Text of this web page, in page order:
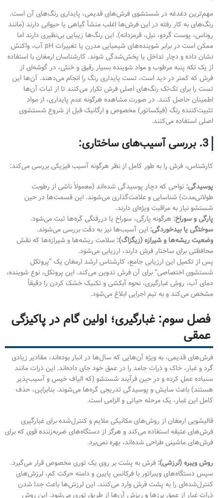
مهم‌ترین دغدغه در شستشوی فرش‌های قدیمی، پایداری رنگ‌های آن است.
رنگ‌های به کار رفته در این فرش‌ها اغلب منشأ گیاهی یا حیوانی دارند (مانند
روناس، پوست گردو، نیل، قرمزدانه). این رنگ‌ها زیبایی بی‌نظیری دارند اما
ممکن است در برابر شوینده‌های شیمیایی مدرن یا تغییرات pH آب، واکنش
نشان داده و دچار تداخل یا پخش‌شدگی شوند. کارشناسان ارمغان با استفاده
از یک تکه پنبه مرطوب و مواد شوینده بسیار رقیق و خنثی، در گوشه‌ای از
فرش که کمتر در دید است، تست پایداری رنگ را انجام می‌دهند. آن‌ها این
تست را برای تک‌تک رنگ‌های اصلی فرش تکرار می‌کنند تا از ثبات آن‌ها
اطمینان حاصل کنند. در صورت مشاهده هرگونه عدم پایداری، از مواد
تثبیت‌کننده رنگ (فیکساتور) مخصوص و ارگانیک قبل از شروع شستشوی
اصلی استفاده می‌کنند.
3. بررسی آسیب‌های ساختاری:
کارشناس، فرش را به طور کامل از نظر هرگونه آسیب فیزیکی بررسی می‌کند:
پوسیدگی: نواحی که دچار پوسیدگی شده‌اند (معمولاً ناشی از رطوبت
طولانی‌مدت) شناسایی و علامت‌گذاری می‌شوند. این قسمت‌ها در حین
شستشو نیاز به مراقبت ویژه‌ای دارند.
پارگی و سوراخ: هرگونه پارگی، سوراخ یا دررفتگی گره‌ها ثبت می‌شود.
سوختگی یا بیدخوردگی: این آسیب‌ها نیز به دقت بررسی می‌شوند.
وضعیت ریشه‌ها و شیرازه (زیگزاگ): سلامت ریشه‌ها و شیرازه‌ها که نقش
محافظتی برای ساختار فرش دارند، ارزیابی می‌شود.
پس از تکمیل این ارزیابی جامع، کارشناس ارشد ارمغان یک “پروتکل
شستشوی اختصاصی” برای آن فرش تدوین می‌کند. این پروتکل، نوع شوینده،
دمای آب، روش غبارگیری، نحوه آبکشی و تکنیک خشک کردن را دقیقاً
مشخص می‌کند و به تیم اجرایی ابلاغ می‌شود.
فصل سوم: غبارگیری؛ اولین گام در پاکیزگی
عمقی
فرش‌های قدیمی، به ویژه آن‌هایی که سال‌ها در انبار بوده‌اند، مقادیر زیادی
گرد و غبار، خاک و ذرات جامد را در عمق خود جای داده‌اند. این ذرات مانند
سنباده عمل کرده و در حین فرآیند شستشو (که الیاف خیس و آسیب‌پذیر
هستند) باعث سایش و پوسیدگی تدریجی گره‌ها می‌شوند. بنابراین، حذف
کامل این غبار، یک مرحله حیاتی و الزامی است.
قالیشویی ارمغان از روش‌های مکانیکی ملایم و کنترل‌شده برای غبارگیری
فرش‌های عتیقه استفاده می‌کند و هرگز از دستگاه‌های ضربه‌زننده قوی که برای
فرش‌های ماشینی طراحی شده‌اند، بهره نمی‌برد.
روش ویبره (لرزشی): فرش به پشت بر روی یک توری مخصوص قرار می‌گیرد.
سپس دستگاه‌های ویبراتور با فرکانس پایین و دامنه حرکت کم، لرزش‌های
کنترل‌شده‌ای را به پشت فرش وارد می‌کنند. این لرزش‌ها باعث جدا شدن
ذرات غبار از عمق پرزها و ریزش آن‌ها از طریق توری می‌شود. این روش